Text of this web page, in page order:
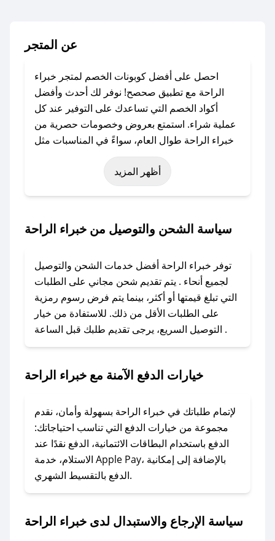
عن المتجر
احصل على أفضل كوبونات الخصم لمتجر خبراء
الراحة مع تطبيق صحصح! نوفر لك أحدث وأفضل
أكواد الخصم التي تساعدك على التوفير عند كل
عملية شراء. استمتع بعروض وخصومات حصرية من
خبراء الراحة طوال العام، سواءً في المناسبات مثل
عيد الفطر، عيد الأضحى، الجمعة البيضاء (شهر
نوفمبر)، رمضان، اليوم الوطني، يوم التأسيس، أو
حتى عروض خاصة أخرى.
باستخدام تطبيق صحصح، يمكنك العثور بسهولة على
الكوبون، تواصل معنا عبر تويتر أو البريد الإلكتروني
لإضافته بسرعة.
### كيفية استخدام كود خصم خبراء الراحة؟
1. انسخ كود الخصم من تطبيق صحصح.
2. الصقه في خانة الدفع عند التسوق من خبراء
لا تقلق! يمكنك التواصل مع فريق دعم صحصح عبر
الرسائل الخاصة على تويتر أو البريد الإلكتروني،
وسنقوم بحل المشكلة في أسرع وقت ممكن.
### ماذا أفعل إذا لم أجد كود خصم لمتجري
المفضل؟
مراسلتنا مباشرة وسنعمل على توفير الكوبونات في
أظهر المزيد
سياسة الشحن والتوصيل من خبراء الراحة
توفر خبراء الراحة أفضل خدمات الشحن والتوصيل
لجميع أنحاء . يتم تقديم شحن مجاني على الطلبات
التي تبلغ قيمتها أو أكثر، بينما يتم فرض رسوم رمزية
على الطلبات الأقل من ذلك. للاستفادة من خيار
التوصيل السريع، يرجى تقديم طلبك قبل الساعة .
خيارات الدفع الآمنة مع خبراء الراحة
لإتمام طلباتك في خبراء الراحة بسهولة وأمان، نقدم
مجموعة من خيارات الدفع التي تناسب احتياجاتك:
الدفع باستخدام البطاقات الائتمانية، الدفع نقدًا عند
الاستلام، خدمة Apple Pay، بالإضافة إلى إمكانية
الدفع بالتقسيط الشهري.
سياسة الإرجاع والاستبدال لدى خبراء الراحة